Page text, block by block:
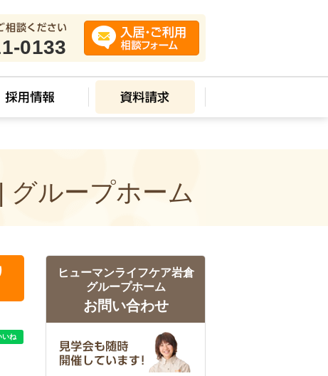
0133
ループホーム
ヒューマンライフケア岩倉
グループホーム
お問い合わせ